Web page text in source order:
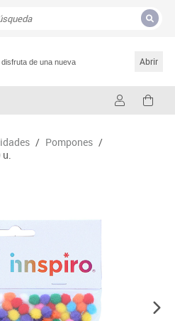
de una nueva
Abrir
de la búsqueda
/ Pompones /
u.